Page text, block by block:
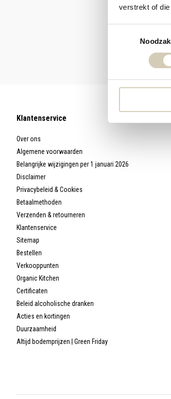
verstrekt of
Klantenservice
Over ons
Algemene voorwaarden
Belangrijke wijzigingen per 1 januari 2026
Disclaimer
Privacybeleid & Cookies
Betaalmethoden
Verzenden & retourneren
Klantenservice
Sitemap
Bestellen
Verkooppunten
Organic Kitchen
Certificaten
Beleid alcoholische dranken
Acties en kortingen
Duurzaamheid
Altijd bodemprijzen | Green Friday